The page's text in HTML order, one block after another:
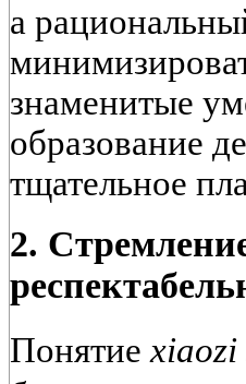
а
знаменитые
образование
тщательное
2.
Понятиеxiaozi